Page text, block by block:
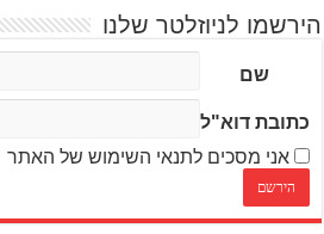
הירשמו לניוזלטר שלנו
שם
כתובת דוא"ל
אני מסכים לתנאי השימוש של האתר